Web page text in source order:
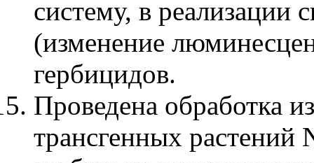
систему, в реализации
(изменение
гербицидов.
Проведена обработка
трансгенных растений